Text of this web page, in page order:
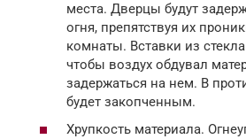
места. Дверцы будут
огня, препятствуя их
комнаты. Вставки из
чтобы воздух обдувал
задержаться на нем. В
будет закопченным.
Хрупкость материала.